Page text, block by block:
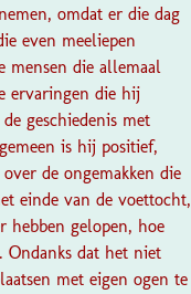
omdat er die dag
even meeliepen
mensen die allemaal
ervaringen die hij
geschiedenis met
is hij positief,
de ongemakken die
einde van de voettocht,
hebben gelopen, hoe
Ondanks dat het niet
met eigen ogen te